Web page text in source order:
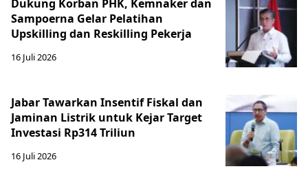
Dukung Korban PHK, Kemnaker dan
Sampoerna Gelar Pelatihan
Upskilling dan Reskilling Pekerja
16 Juli 2026
Jabar Tawarkan Insentif Fiskal dan
Jaminan Listrik untuk Kejar Target
Investasi Rp314 Triliun
16 Juli 2026